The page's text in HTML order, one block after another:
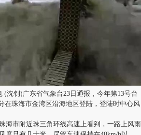
钊)广东省气象台23日通报，今年第13号台
在珠海市金湾区沿海地区登陆，登陆时中心风
市附近珠三角环线高速上看到，一路上风雨